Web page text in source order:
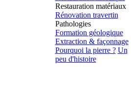
Restauration matériaux
Rénovation travertin
Pathologies
Formation géologique
Extraction & façonnage
Pourquoi la pierre ? Un
peu d'histoire